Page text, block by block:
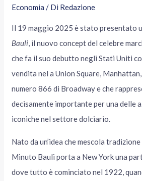
Economia / Di Redazione
Il 19 maggio 2025 è stato presentato
Bauli , il nuovo concept del celebre
che fa il suo debutto negli Stati Uniti
vendita nel a Union Square,
numero 866 di Broadway e che
decisamente importante per una delle
iconiche nel settore dolciario.
Nato da un’idea che mescola
Minuto Bauli porta a New York una
dove tutto è cominciato nel 1922,